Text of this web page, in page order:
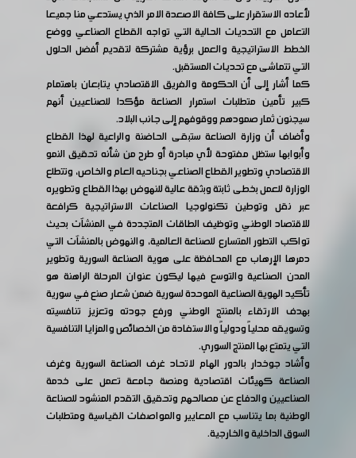
لأعاده الاستقرار على كافة الاصعدة الامر الذي يستدعي منا جميعا
التعامل مع التحديات الحالية التي تواجه القطاع الصناعي ووضع
الخطط الاستراتيجية والعمل برؤية مشتركة لتقديم أفضل الحلول
التي تتماشى مع تحديات المستقبل.
كما أشار إلى أن الحكومة والفريق الاقتصادي يتابعان باهتمام
كبير تأمين متطلبات استمرار الصناعة مؤكدا للصناعيين أنهم
سيجنون ثمار صمودهم ووقوفهم إلى جانب البلاد.
وأضاف أن وزارة الصناعة ستبقى الحاضنة والراعية لهذا القطاع
وأبوابها ستظل مفتوحة لأي مبادرة أو طرح من شأنه تحقيق النمو
الاقتصادي وتطوير القطاع الصناعي بجناحيه العام والخاص، وتتطلع
الوزارة للعمل بخطى ثابتة وبثقة عالية للنهوض بهذا القطاع وتطويره
عبر نقل وتوطين تكنولوجيا الصناعات الاستراتيجية كرافعة
للاقتصاد الوطني وتوظيف الطاقات المتجددة في المنشآت بحيث
تواكب التطور المتسارع للصناعة العالمية، والنهوض بالمنشآت التي
دمرها الإرهاب مع المحافظة على هوية الصناعة السورية وتطوير
المدن الصناعية والتوسع فيها ليكون عنوان المرحلة الراهنة هو
تأكيد الهوية الصناعية الموحدة لسورية ضمن شعار صنع في سورية
بهدف الارتقاء بالمنتج الوطني ورفع جودته وتعزيز تنافسيته
وتسويقه محلياً ودولياً والاستفادة من الخصائص والمزايا التنافسية
التي يتمتع بها المنتج السوري.
وأشاد جوخدار بالدور الهام لاتحاد غرف الصناعة السورية وغرف
الصناعة كهيئات اقتصادية ومنصة جامعة تعمل على خدمة
الصناعيين والدفاع عن مصالحهم وتحقيق التقدم المنشود للصناعة
الوطنية بما يتناسب مع المعايير والمواصفات القياسية ومتطلبات
السوق الداخلية والخارجية.